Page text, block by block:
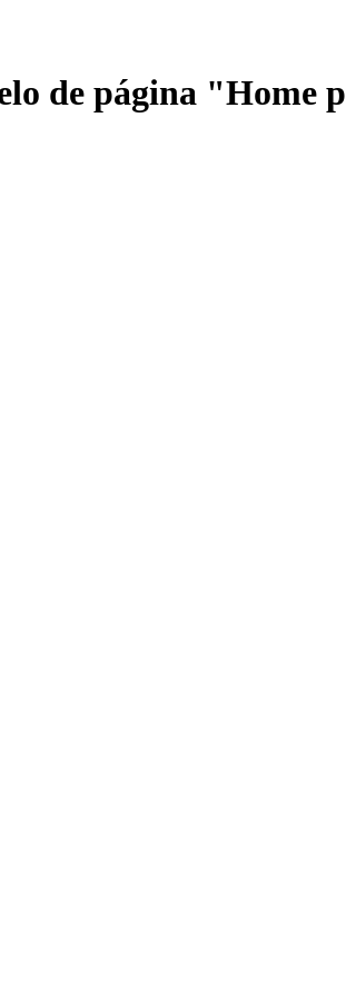
de página "Home